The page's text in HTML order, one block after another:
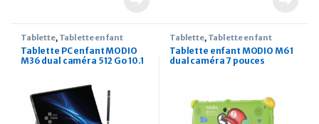
Tablette, Tablette enfant
Tablette PC enfant MODIO
M36 dual caméra 512 Go 10.1
Tablette, Tablette enfant
Tablette enfant MODIO M61
dual caméra 7 pouces